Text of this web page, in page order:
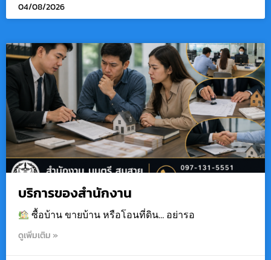
04/08/2026
บริการของสำนักงาน
ซื้อบ้าน ขายบ้าน หรือโอนที่ดิน… อย่ารอ
ดูเพิ่มเติม »